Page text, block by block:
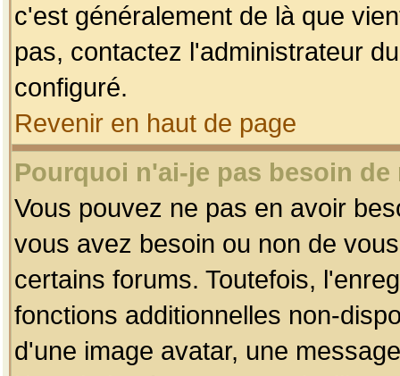
c'est généralement de là que
pas, contactez l'administrateur
configuré.
Revenir en haut de page
Pourquoi n'ai-je pas besoin
Vous pouvez ne pas en avoir
vous avez besoin ou non de
certains forums. Toutefois,
fonctions additionnelles non-
d'une image avatar, une